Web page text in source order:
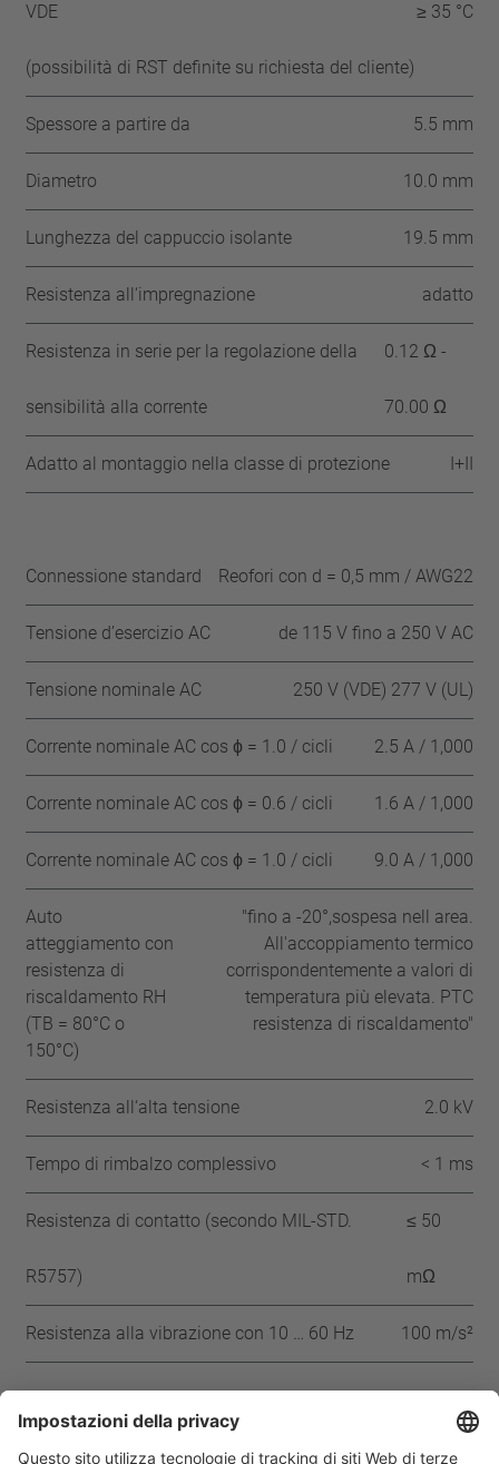
VDE
≥ 35 °C
(possibilità di RST definite su richiesta del cliente)
Spessore a partire da 5.5 mm
Diametro 10.0 mm
Lunghezza del cappuccio isolante 19.5 mm
Resistenza all‘impregnazione adatto
Resistenza in serie per la regolazione della
sensibilità alla corrente
0.12 Ω -
70.00 Ω
Adatto al montaggio nella classe di protezione I+II
Connessione standard Reofori con d = 0,5 mm / AWG22
Tensione d’esercizio AC de 115 V fino a 250 V AC
Tensione nominale AC 250 V (VDE) 277 V (UL)
Corrente nominale AC cos ϕ = 1.0 / cicli 2.5 A / 1,000
Corrente nominale AC cos ϕ = 0.6 / cicli 1.6 A / 1,000
Corrente nominale AC cos ϕ = 1.0 / cicli 9.0 A / 1,000
Auto
atteggiamento con
resistenza di
riscaldamento RH
(TB = 80°C o
150°C)
"fino a -20°,sospesa nell area.
All'accoppiamento termico
corrispondentemente a valori di
temperatura più elevata. PTC
resistenza di riscaldamento"
Resistenza all‘alta tensione 2.0 kV
Tempo di rimbalzo complessivo < 1 ms
Resistenza di contatto (secondo MIL-STD.
R5757)
≤ 50
mΩ
Resistenza alla vibrazione con 10 … 60 Hz 100 m/s²
Approvazioni